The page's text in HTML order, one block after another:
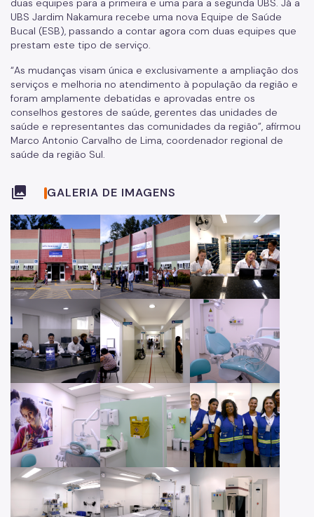
duas equipes para a primeira e uma para a segunda UBS. Já a
UBS Jardim Nakamura recebe uma nova Equipe de Saúde
Bucal (ESB), passando a contar agora com duas equipes que
prestam este tipo de serviço.
“As mudanças visam única e exclusivamente a ampliação dos
serviços e melhoria no atendimento à população da região e
foram amplamente debatidas e aprovadas entre os
conselhos gestores de saúde, gerentes das unidades de
saúde e representantes das comunidades da região”, afirmou
Marco Antonio Carvalho de Lima, coordenador regional de
saúde da região Sul.
collections GALERIA DE IMAGENS